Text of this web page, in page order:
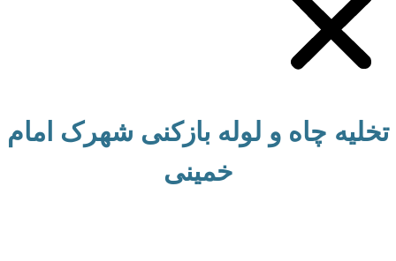
تخلیه چاه و لوله بازکنی شهرک امام
خمینی